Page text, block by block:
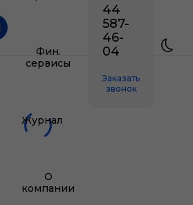
Фин.
сервисы
Журнал
О
компании
44
587-
46-
04
Заказать
звонок